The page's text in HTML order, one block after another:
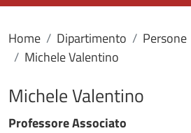
Home Dipartimento Persone
Michele Valentino
Michele Valentino
Professore Associato